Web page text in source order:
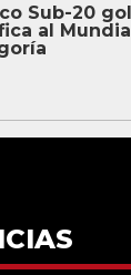
Sub-20
al